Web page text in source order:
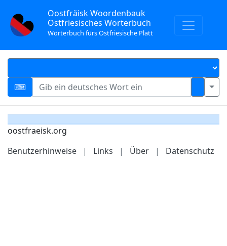
Oostfräisk Woordenbauk
Ostfriesisches Wörterbuch
Wörterbuch fürs Ostfriesische Platt
oostfraeisk.org
Benutzerhinweise
| Links | Über | Datenschutz